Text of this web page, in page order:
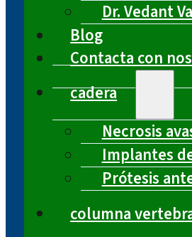
Dr. Vedant
Blog
Contacta con
cadera
Necrosis
Implantes
Prótesis
columna